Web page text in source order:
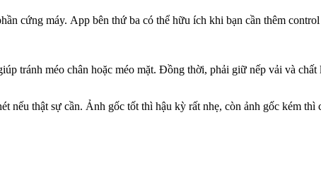
cứng máy. App bên thứ ba có thể hữu ích khi bạn cần thêm
tránh méo chân hoặc méo mặt. Đồng thời, phải giữ nếp vải và
nếu thật sự cần. Ảnh gốc tốt thì hậu kỳ rất nhẹ, còn ảnh gốc kém